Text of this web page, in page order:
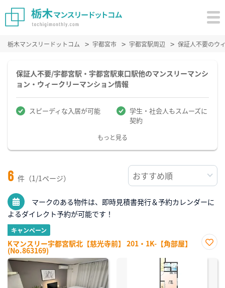
栃木マンスリードットコム 宇都宮市 宇都宮駅周辺 保証人不要のウ
保証人不要/宇都宮駅・宇都宮駅東口駅他のマンスリーマンシ
ョン・ウィークリーマンション情報
スピーディな入居が可能
学生・社会人もスムーズに
契約
もっと見る
6 件（1/1ページ）
マークのある物件は、即時見積書発行＆予約カレンダーに
よるダイレクト予約が可能です！
キャンペーン
Kマンスリー宇都宮駅北【慈光寺前】 201・1K-【角部屋】
(No.863169)
に入